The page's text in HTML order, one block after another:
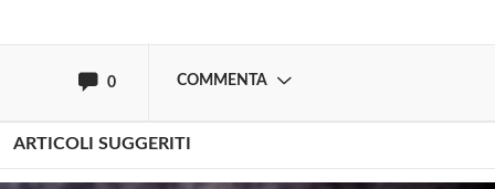
0 COMMENTA
ARTICOLI SUGGERITI